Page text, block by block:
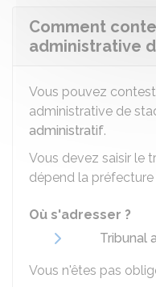
Comment
administrative
Vous pouvez
administrative de
administratif.
Vous devez saisir le
dépend la préfecture
Où s'adresser ?
Tribunal
Vous n'êtes pas